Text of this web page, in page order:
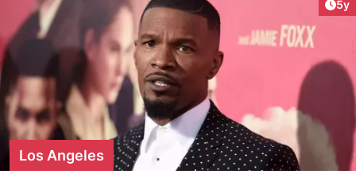
5y
Los Angeles